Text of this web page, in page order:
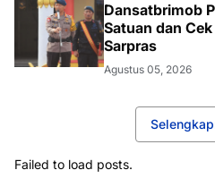
Dansatbrimob
Satuan dan
Sarpras
Agustus 05, 2026
Failed to load posts.